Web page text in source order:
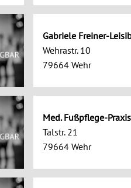
Gabriele Freiner-
Wehrastr. 10
79664 Wehr
Med. Fußpflege-
Talstr. 21
79664 Wehr